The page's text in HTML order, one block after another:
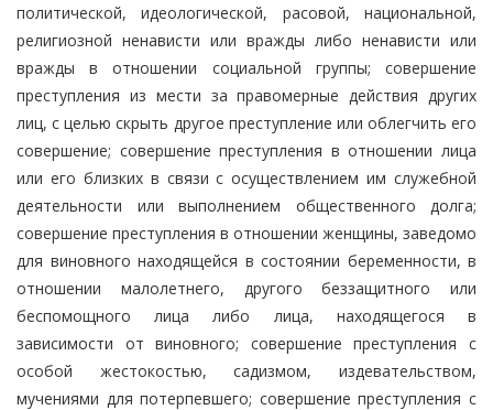
политической, идеологической, расовой, национальной,
религиозной ненависти или вражды либо ненависти или
вражды в отношении социальной группы; совершение
преступления из мести за правомерные действия других
лиц, с целью скрыть другое преступление или облегчить его
совершение; совершение преступления в отношении лица
или его близких в связи с осуществлением им служебной
деятельности или выполнением общественного долга;
совершение преступления в отношении женщины, заведомо
для виновного находящейся в состоянии беременности, в
отношении малолетнего, другого беззащитного или
беспомощного лица либо лица, находящегося в
зависимости от виновного; совершение преступления с
особой жестокостью, садизмом, издевательством,
мучениями для потерпевшего; совершение преступления с